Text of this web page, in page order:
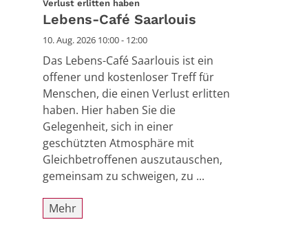
Verlust erlitten haben:
Lebens-Café Saarlouis
10. Aug. 2026 10:00 - 12:00
Das Lebens-Café Saarlouis ist ein
offener und kostenloser Treff für
Menschen, die einen Verlust erlitten
haben. Hier haben Sie die
Gelegenheit, sich in einer
geschützten Atmosphäre mit
Gleichbetroffenen auszutauschen,
gemeinsam zu schweigen, zu ...
Mehr